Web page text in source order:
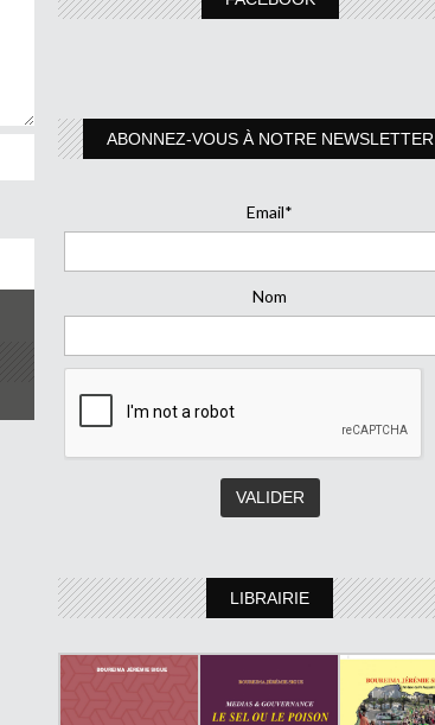
ABONNEZ-VOUS À NOTRE NEWSLETTER
Email*
Nom
LIBRAIRIE